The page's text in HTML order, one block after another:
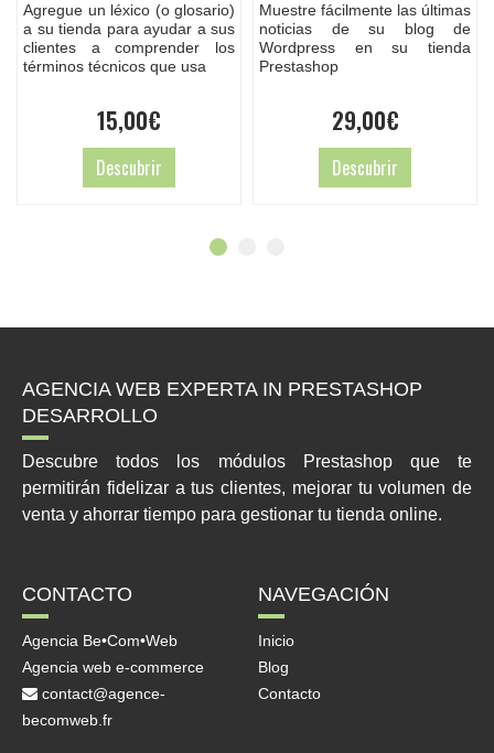
Agregue un léxico (o glosario)
a su tienda para ayudar a sus
clientes a comprender los
términos técnicos que usa
15,00€
Descubrir
Muestre fácilmente las últimas
noticias de su blog de
Wordpress en su tienda
Prestashop
29,00€
Descubrir
AGENCIA WEB EXPERTA IN PRESTASHOP
DESARROLLO
Descubre todos los módulos Prestashop que te
permitirán fidelizar a tus clientes, mejorar tu volumen de
venta y ahorrar tiempo para gestionar tu tienda online.
CONTACTO
Agencia Be•Com•Web
Agencia web e-commerce
contact@agence-
becomweb.fr
NAVEGACIÓN
Inicio
Blog
Contacto